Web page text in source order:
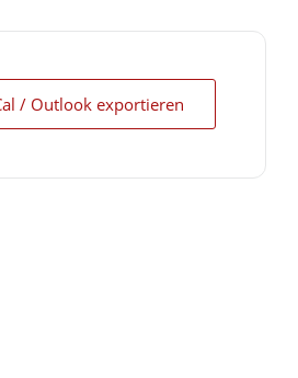
/ Outlook exportieren